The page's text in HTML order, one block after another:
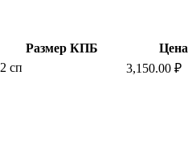
Размер КПБ Цена
2 сп 3,150.00 ₽